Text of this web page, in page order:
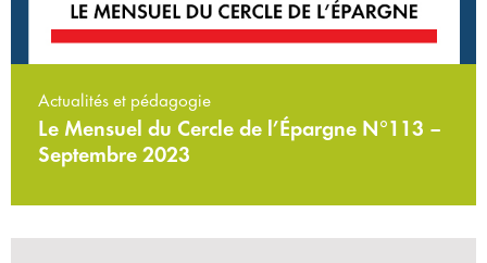
Actualités et pédagogie
Le Mensuel du Cercle de l’Épargne N°113 –
Septembre 2023